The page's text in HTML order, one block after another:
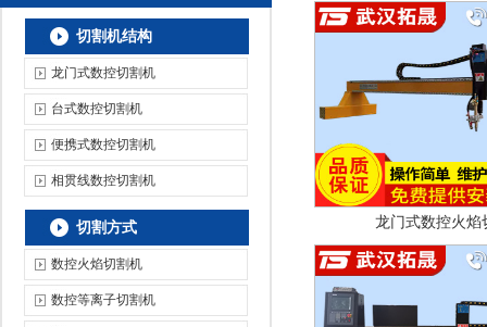
切割机结构
龙门式数控切割机
台式数控切割机
便携式数控切割机
相贯线数控切割机
切割方式
数控火焰切割机
数控等离子切割机
龙门式数控火焰